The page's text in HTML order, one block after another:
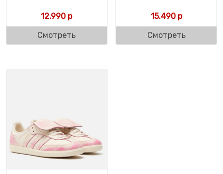
12.990 р
Смотреть
15.490р
Смотреть